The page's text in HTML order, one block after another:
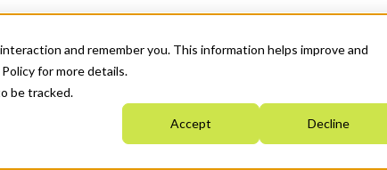
and remember you. This information helps improve and
for more details.
be tracked.
Accept Decline